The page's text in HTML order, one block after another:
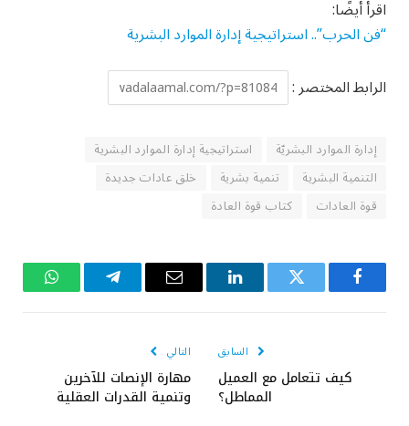
اقرأ أيضًا:
“فن الحرب”.. استراتيجية إدارة الموارد البشرية
الرابط المختصر :
إدارة الموارد البشريّة
استراتيجية إدارة الموارد البشرية
التنمية البشرية
تنمية بشرية
خلق عادات جديدة
قوة العادات
كتاب قوة العادة
فيسبوك تويتر لينكدإن
البريد
تيلقرام واتساب
السابق
كيف تتعامل مع العميل
المماطل؟
التالي
مهارة الإنصات للآخرين
وتنمية القدرات العقلية